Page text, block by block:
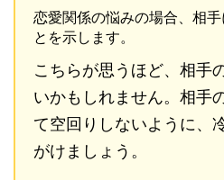
恋愛関係の悩みの場合、相
とを示します。
こちらが思うほど、相手
いかもしれません。相手
て空回りしないように、
がけましょう。